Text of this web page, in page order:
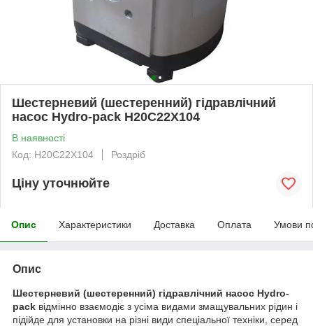
Шестерневий (шестеренний) гідравлічний
насос Hydro-pack H20C22X104
В наявності
Код: H20C22X104
Роздріб
Ціну уточнюйте
Опис Характеристики Доставка Оплата Умови
Опис
Шестерневий (шестеренний) гідравлічний насос Hydro-
pack відмінно взаємодіє з усіма видами змащувальних рідин і
підійде для установки на різні види спеціальної техніки, серед